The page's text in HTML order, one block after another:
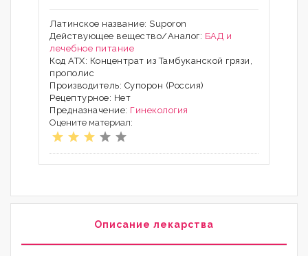
Латинское название: Suporon
Действующее вещество/Аналог: БАД и
лечебное питание
Код АТХ: Концентрат из Тамбуканской грязи,
прополис
Производитель: Супорон (Россия)
Рецептурное: Нет
Предназначение: Гинекология
Оцените материал:
Описание лекарства